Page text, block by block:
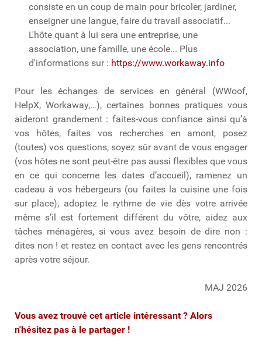
consiste en un coup de main pour bricoler, jardiner,
enseigner une langue, faire du travail associatif...
L'hôte quant à lui sera une entreprise, une
association, une famille, une école... Plus
d'informations sur : https://www.workaway.info
Pour les échanges de services en général (WWoof,
HelpX, Workaway,…), certaines bonnes pratiques vous
aideront grandement : faites-vous confiance ainsi qu’à
vos hôtes, faites vos recherches en amont, posez
(toutes) vos questions, soyez sûr avant de vous engager
(vos hôtes ne sont peut-être pas aussi flexibles que vous
en ce qui concerne les dates d’accueil), ramenez un
cadeau à vos hébergeurs (ou faites la cuisine une fois
sur place), adoptez le rythme de vie dès votre arrivée
même s’il est fortement différent du vôtre, aidez aux
tâches ménagères, si vous avez besoin de dire non :
dites non ! et restez en contact avec les gens rencontrés
après votre séjour.
MAJ 2026
Vous avez trouvé cet article intéressant ? Alors
n'hésitez pas à le partager !